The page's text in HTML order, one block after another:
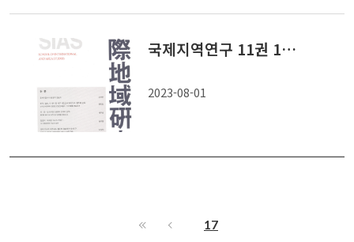
국제지역연구 11권 1호 2002 봄
2023-08-01
17